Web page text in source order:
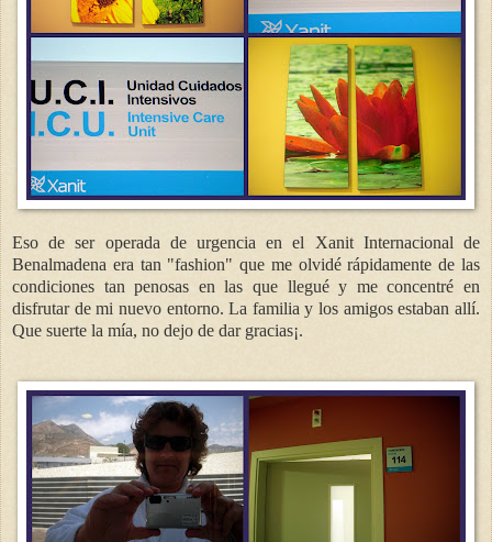
Eso de ser operada de urgencia en el Xanit Internacional de
Benalmadena era tan "fashion" que me olvidé rápidamente de las
condiciones tan penosas en las que llegué y me concentré en
disfrutar de mi nuevo entorno. La familia y los amigos estaban allí.
Que suerte la mía, no dejo de dar gracias¡.